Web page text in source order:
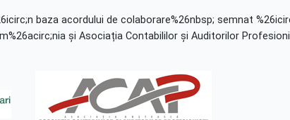
baza acordului de colaborare%26nbsp; semnat
și Asociația Contabililor și Auditorilor